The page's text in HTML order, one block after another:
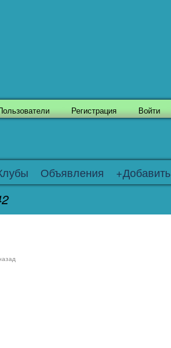
Регистрация Войти
Объявления +Добавить